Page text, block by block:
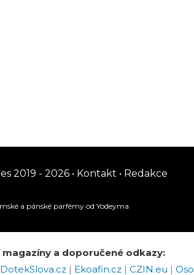
2019 - 2026 •Kontakt •Redakce
a pánské parfémyod Yodeyma
magazíny a doporučené odkazy:
DotekSlova.cz | Ekoafin.cz | CZIN.eu |